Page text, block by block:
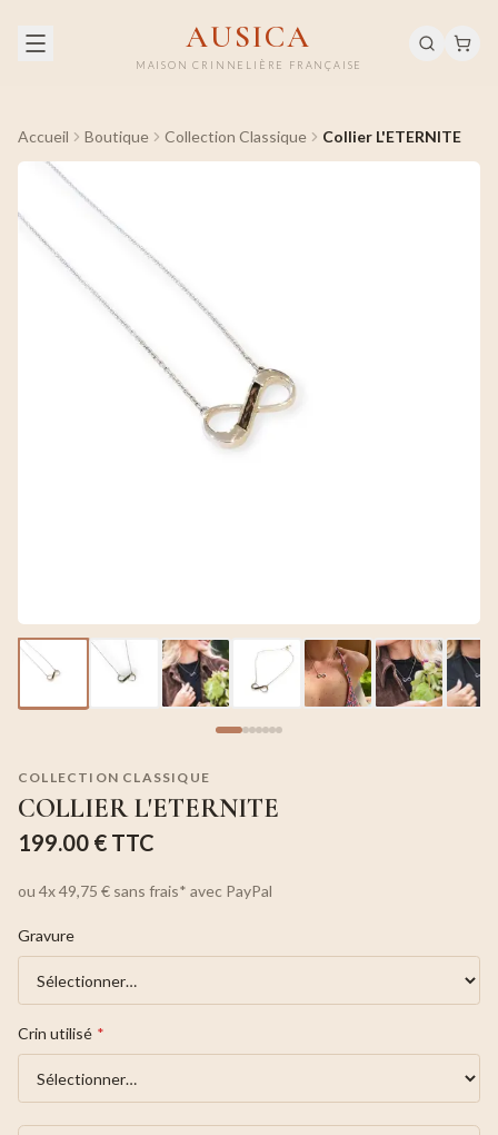
AUSICA
MAISON CRINNELIÈRE FRANÇAISE
Accueil Boutique Collection Classique Collier L'ETERNITE
COLLECTION CLASSIQUE
COLLIER L'ETERNITE
199.00 € TTC
ou 4x49,75 € sans frais* avec PayPal
Gravure
Crin utilisé *